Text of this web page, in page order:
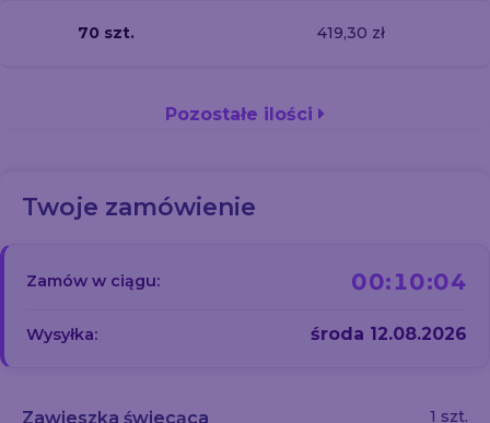
70 szt. 419,30 zł
Pozostałe ilości
Twoje zamówienie
Zamów w ciągu: 00:10:03
Wysyłka: środa 12.08.2026
Zawieszka świecąca 1 szt.